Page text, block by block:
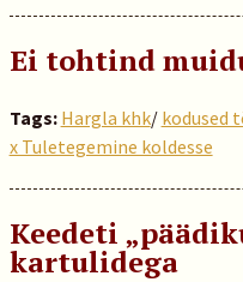
Ei tohtind
Tags: Hargla khk/ kodused
x Tuletegemine koldesse
Keedeti
kartulidega